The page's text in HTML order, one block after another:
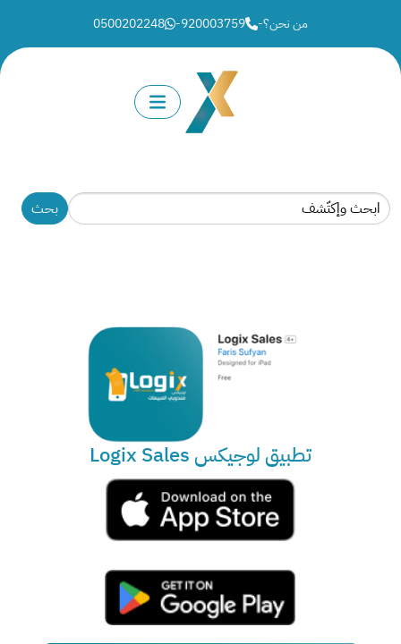
من نحن؟-
920003759
-
0500202248
تطبيق لوجيكس Logix Sales